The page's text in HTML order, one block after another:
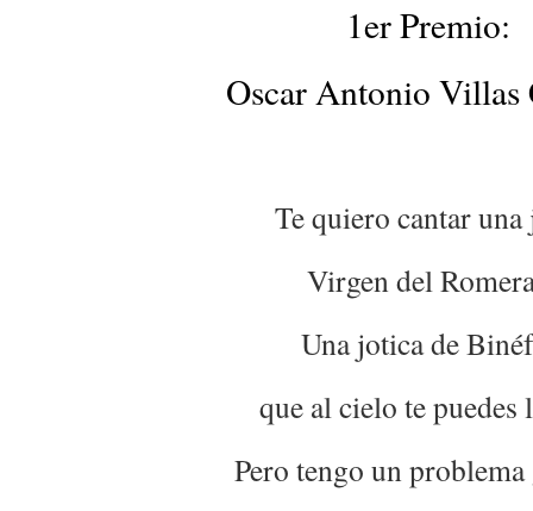
1er Premio:
Oscar Antonio Villas
Te quiero cantar una
Virgen del
Una jotica de
que al cielo te puedes
Pero tengo un problema